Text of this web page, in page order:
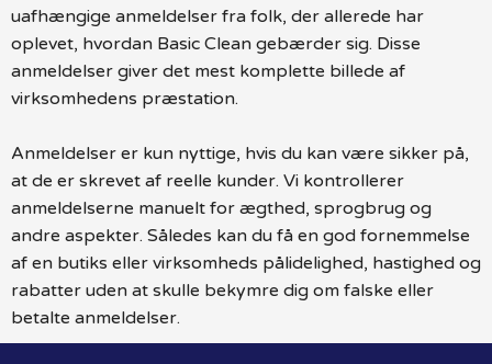
uafhængige anmeldelser fra folk, der allerede har
oplevet, hvordan Basic Clean gebærder sig. Disse
anmeldelser giver det mest komplette billede af
virksomhedens præstation.
Anmeldelser er kun nyttige, hvis du kan være sikker på,
at de er skrevet af reelle kunder. Vi kontrollerer
anmeldelserne manuelt for ægthed, sprogbrug og
andre aspekter. Således kan du få en god fornemmelse
af en butiks eller virksomheds pålidelighed, hastighed og
rabatter uden at skulle bekymre dig om falske eller
betalte anmeldelser.